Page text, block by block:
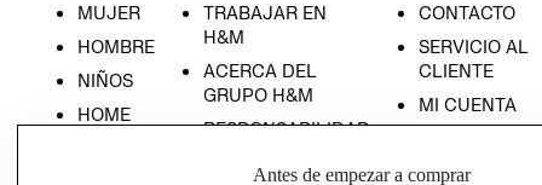
MUJER
HOMBRE
NIÑOS
HOME
TRABAJAR EN
H&M
ACERCA DEL
GRUPO H&M
RESPONSABILIDAD
CONTACTO
SERVICIO AL
CLIENTE
MI CUENTA
Antes de empezar a comprar